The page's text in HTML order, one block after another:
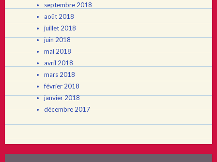
septembre 2018
août 2018
juillet 2018
juin 2018
mai 2018
avril 2018
mars 2018
février 2018
janvier 2018
décembre 2017